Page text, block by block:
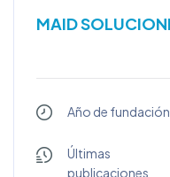
MAID
Año de fundación
Últimas
publicaciones